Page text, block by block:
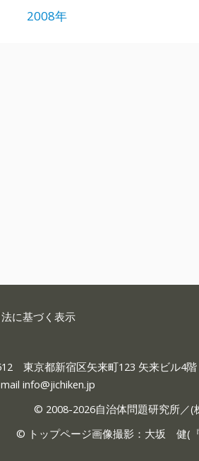
2008年
に基づく表示
東京都新宿区矢来町123 矢来ビル4階
info@jichiken.jp
© 2008-2026自治体問題研究所／(
© トップページ画像撮影：大坂 健(